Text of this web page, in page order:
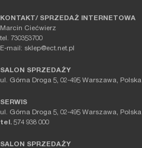
KONTAKT/ SPRZEDAŻ INTERNETOWA
Marcin Ciećwierz
tel. 730353700
E-mail: sklep@ect.net.pl
SALON SPRZEDAŻY
ul. Górna Droga 5, 02-495 Warszawa, Polska
SERWIS
ul. Górna Droga 5, 02-495 Warszawa, Polska
tel. 574 938 000
SALON SPRZEDAŻY